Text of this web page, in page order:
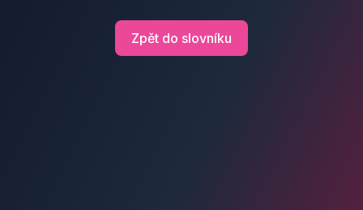
Zpět do slovníku